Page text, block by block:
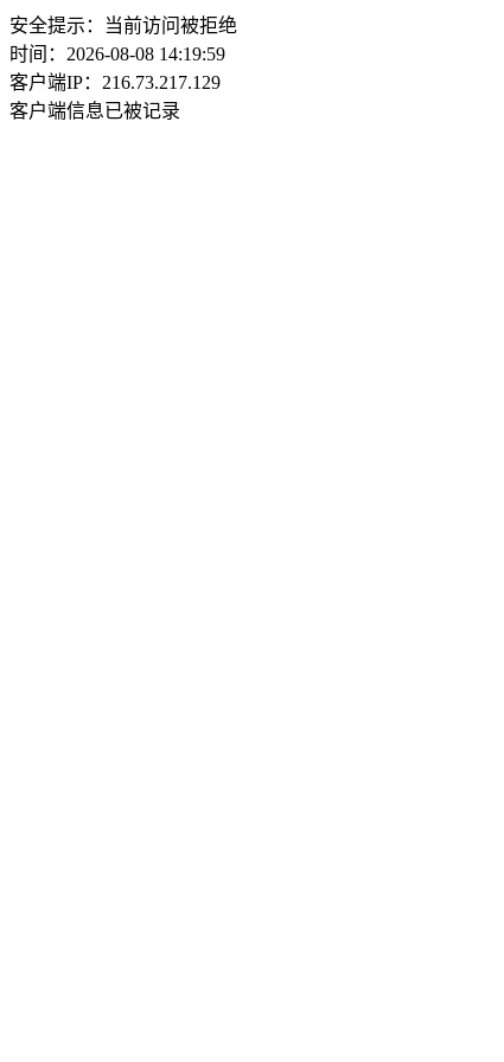
安全提示：当前访问被拒绝
时间：2026-08-08 14:19:59
客户端IP：216.73.217.129
客户端信息已被记录